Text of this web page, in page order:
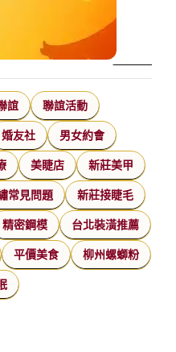
誼 聯誼活動
婚友社 男女約會
美睫店 新莊美甲
常見問題 新莊接睫毛
精密鋼模 台北裝潢推薦
平價美食 柳州螺螄粉